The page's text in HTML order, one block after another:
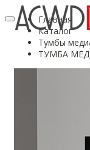
Главная
Каталог
Тумбы
ТУМБА